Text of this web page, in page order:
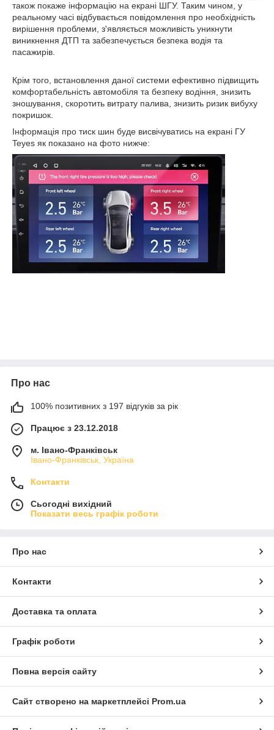
також покаже інформацію на екрані ШГУ. Таким чином, у
реальному часі відбувається повідомлення про необхідність
вирішення проблеми, з'являється можливість уникнути
виникнення ДТП та забезпечується безпека водія та
пасажирів.
Крім того, встановлення даної системи ефективно підвищить
комфортабельність автомобіля та безпеку водіння, знизить
зношування, скоротить витрату палива, знизить ризик вибуху
покришок.
Інформація про тиск шин буде висвічуватись на екрані ГУ
Teyes як показано на фото нижче:
Про нас
100% позитивних з 197 відгуків за рік
Працює з 23.12.2018
м. Івано-Франківськ
Івано-Франківськ, Україна
Контакти
Сьогодні вихідний
Показати весь графік роботи
Про нас
Контакти
Доставка та оплата
Графік роботи
Повна версія сайту
Сайт створено на маркетплейсі Prom.ua